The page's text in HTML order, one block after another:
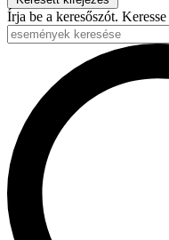
Írja be a keresőszót.